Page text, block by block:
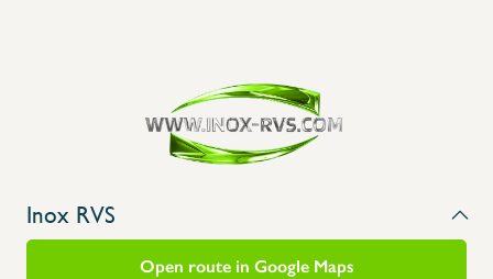
Inox RVS
Open route in Google Maps